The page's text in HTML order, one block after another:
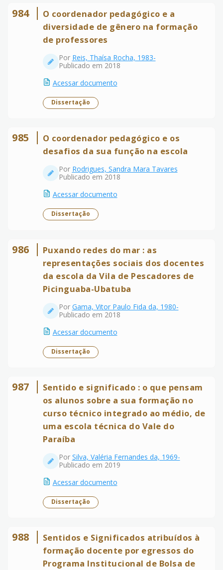
984
O coordenador pedagógico e a
diversidade de gênero na formação
de professores
Por Reis, Thaísa Rocha, 1983-
Publicado em 2018
Acessar documento
Dissertação
985
O coordenador pedagógico e os
desafios da sua função na escola
Por Rodrigues, Sandra Mara Tavares
Publicado em 2018
Acessar documento
Dissertação
986
Puxando redes do mar : as
representações sociais dos docentes
da escola da Vila de Pescadores de
Picinguaba-Ubatuba
Por Gama, Vitor Paulo Fida da, 1980-
Publicado em 2018
Acessar documento
Dissertação
987
Sentido e significado : o que pensam
os alunos sobre a sua formação no
curso técnico integrado ao médio, de
uma escola técnica do Vale do
Paraíba
Por Silva, Valéria Fernandes da, 1969-
Publicado em 2019
Acessar documento
Dissertação
988
Sentidos e Significados atribuídos à
formação docente por egressos do
Programa Institucional de Bolsa de